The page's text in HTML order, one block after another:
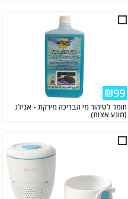
₪99
חומר לטיהור מי הבריכה מירקת - אנילג
(מונע אצות)